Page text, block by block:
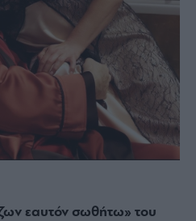
εαυτόν σωθήτω» του